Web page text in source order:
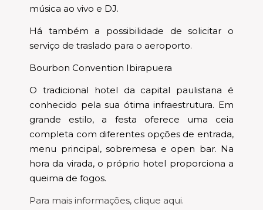
música ao vivo e DJ.
Há também a possibilidade de solicitar o
serviço de traslado para o aeroporto.
Bourbon Convention Ibirapuera
O tradicional hotel da capital paulistana é
conhecido pela sua ótima infraestrutura. Em
grande estilo, a festa oferece uma ceia
completa com diferentes opções de entrada,
menu principal, sobremesa e open bar. Na
hora da virada, o próprio hotel proporciona a
queima de fogos.
Para mais informações, clique aqui.